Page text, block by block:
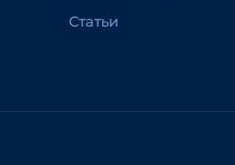
Статьи